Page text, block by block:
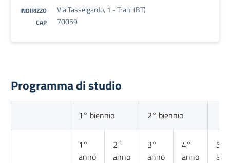
INDIRIZZO Via Tasselgardo, 1 - Trani (BT)
CAP 70059
Programma di studio
1° biennio 2° biennio
1°
anno
2°
anno
3°
anno
4°
anno
5°